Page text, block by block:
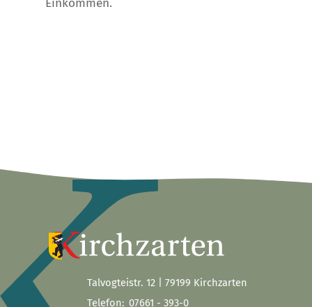
Einkommen.
Talvogteistr. 12 | 79199 Kirchzarten
Telefon: 07661 - 393-0